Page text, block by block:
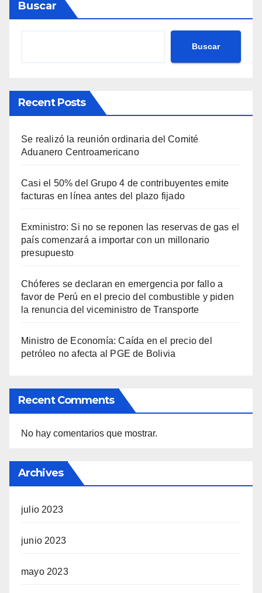
Buscar
Buscar
Recent Posts
Se realizó la reunión ordinaria del Comité
Aduanero Centroamericano
Casi el 50% del Grupo 4 de contribuyentes emite
facturas en línea antes del plazo fijado
Exministro: Si no se reponen las reservas de gas el
país comenzará a importar con un millonario
presupuesto
Chóferes se declaran en emergencia por fallo a
favor de Perú en el precio del combustible y piden
la renuncia del viceministro de Transporte
Ministro de Economía: Caída en el precio del
petróleo no afecta al PGE de Bolivia
Recent Comments
No hay comentarios que mostrar.
Archives
julio 2023
junio 2023
mayo 2023